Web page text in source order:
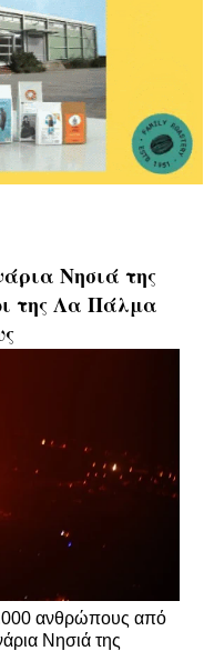
Νησιά της
της Λα Πάλμα
ανθρώπους από
Νησιά της